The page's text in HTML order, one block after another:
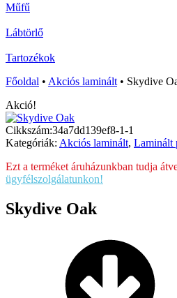
Műfű
Lábtörlő
Tartozékok
Főoldal • Akciós laminált • Skydive
Akció!
Cikkszám:34a7dd139ef8-1-1
Kategóriák: Akciós laminált, Laminált
Ezt a terméket áruházunkban tudja
ügyfélszolgálatunkon!
Skydive Oak